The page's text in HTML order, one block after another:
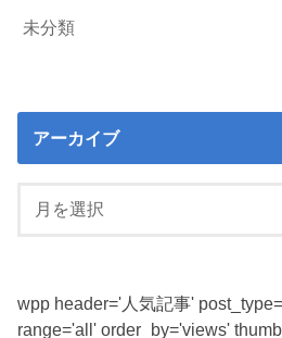
未分類
アーカイブ
wpp header='人気記事'
range='all' order_by='views'